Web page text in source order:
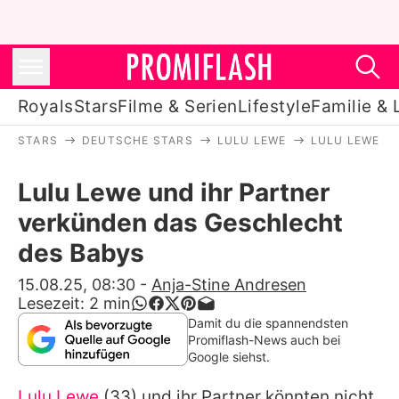
RoyalsStarsFilme & SerienLifestyleFamilie &
Stars
Filme & Serien
Lifestyle
Familie & Liebe
Promiflash Exklusiv
STARS DEUTSCHE STARS LULU LEWE LULU LEWE
Lulu Lewe und ihr Partner
verkünden das Geschlecht
des Babys
15.08.25, 08:30 - Anja-Stine Andresen
Lesezeit: 2 min
Damit du die spannendsten
Promiflash-News auch bei
Google siehst.